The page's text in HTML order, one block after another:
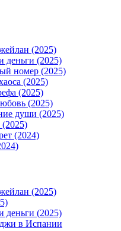
(2025)
деньги (2025)
номер (2025)
(2025)
(2025)
(2025)
души (2025)
(2025)
(2024)
(2025)
деньги (2025)
в Испании